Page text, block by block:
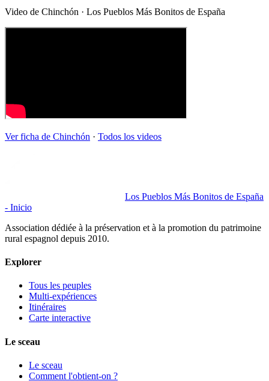
Video de Chinchón · Los Pueblos Más Bonitos de España
Ver ficha de Chinchón · Todos los videos
Los Pueblos Más Bonitos de España
- Inicio
Association dédiée à la préservation et à la promotion du patrimoine
rural espagnol depuis 2010.
Explorer
Tous les peuples
Multi-expériences
Itinéraires
Carte interactive
Le sceau
Le sceau
Comment l'obtient-on ?